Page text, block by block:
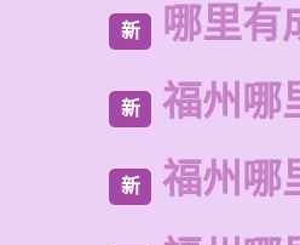
新 哪里有
新 福州哪
新 福州哪